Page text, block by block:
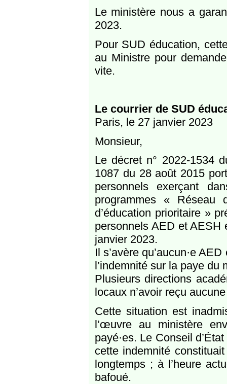
Le ministère nous a
2023.
Pour SUD éducation,
au Ministre pour
vite.
Le courrier de SUD
Paris, le 27 janvier 2023
Monsieur,
Le décret n° 2022-1534
1087 du 28 août 2015
personnels exerçant
programmes « Réseau
d’éducation prioritaire »
personnels AED et AESH
janvier 2023.
Il s’avère qu’aucun·e
l’indemnité sur la paye du
Plusieurs directions
locaux n’avoir reçu
Cette situation est
l’œuvre au ministère
payé·es. Le Conseil
cette indemnité
longtemps ; à l’heure
bafoué.